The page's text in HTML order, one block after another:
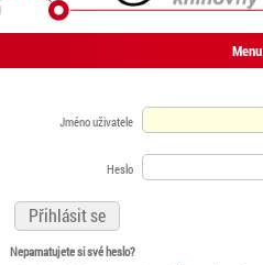
Menu
Jméno uživatele
Heslo
Nepamatujete si své heslo?